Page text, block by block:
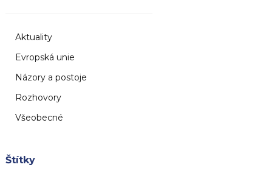
Aktuality
Evropská unie
Názory a postoje
Rozhovory
Všeobecné
Štítky